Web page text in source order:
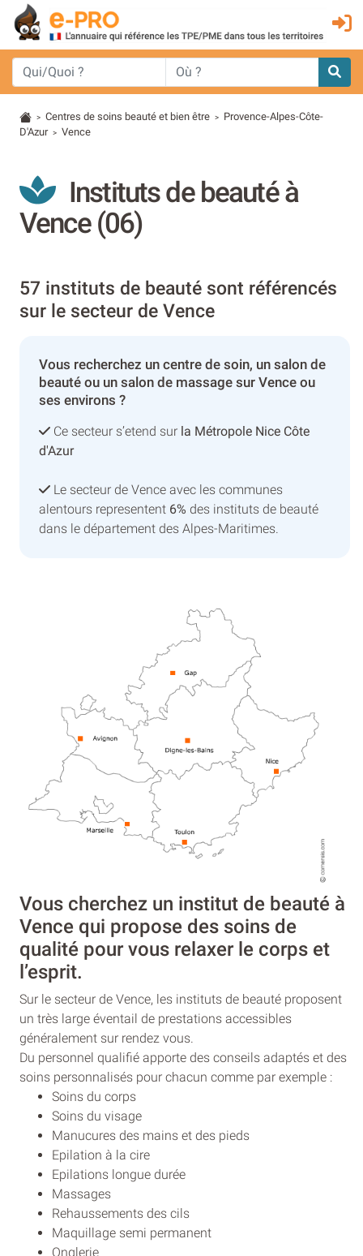
> Centres de soins beauté et bien être > Provence-Alpes-Côte-
D'Azur > Vence
Instituts de beauté à
Vence (06)
57 instituts de beauté sont référencés
sur le secteur de Vence
Vous recherchez un centre de soin, un salon de
beauté ou un salon de massage sur Vence ou
ses environs ?
Ce secteur s’etend sur la Métropole Nice Côte
d'Azur
Le secteur de Vence avec les communes
alentours representent 6% des instituts de beauté
dans le département des Alpes-Maritimes.
Vous cherchez un institut de beauté à
Vence qui propose des soins de
qualité pour vous relaxer le corps et
l’esprit.
Sur le secteur de Vence, les instituts de beauté proposent
un très large éventail de prestations accessibles
généralement sur rendez vous.
Du personnel qualifié apporte des conseils adaptés et des
soins personnalisés pour chacun comme par exemple :
Soins du corps
Soins du visage
Manucures des mains et des pieds
Epilation à la cire
Epilations longue durée
Massages
Rehaussements des cils
Maquillage semi permanent
Onglerie